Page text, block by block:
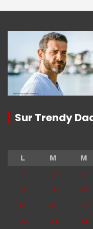
Sur Trendy
L
M M
1
2 3
8
9 10
15
16 17
22
23 24